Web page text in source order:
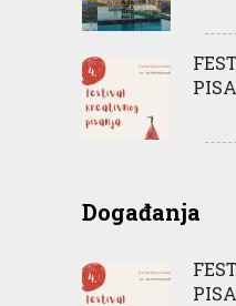
Događanja